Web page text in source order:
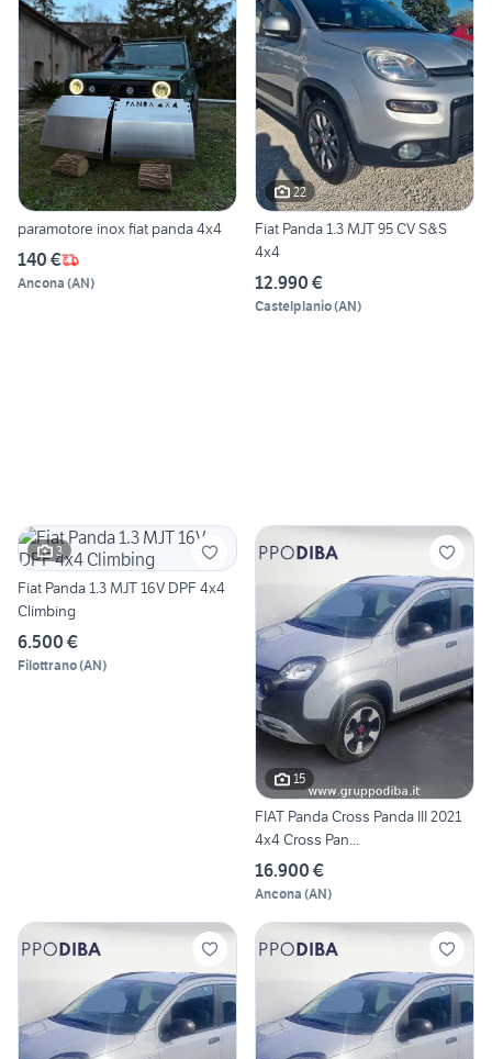
paramotore inox fiat panda 4x4
140 €
Ancona (AN)
22
Fiat Panda 1.3 MJT 95 CV S&S
4x4
12.990 €
Castelplanio(AN)
3
Fiat Panda 1.3 MJT 16V DPF 4x4
Climbing
6.500 €
Filottrano(AN)
15
FIAT Panda Cross Panda III 2021
4x4 Cross Pan...
16.900 €
Ancona (AN)